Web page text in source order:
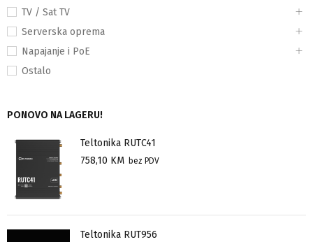
TV / Sat TV
Serverska oprema
Napajanje i PoE
Ostalo
PONOVO NA LAGERU!
Teltonika RUTC41
758,10 KM bez PDV
Teltonika RUT956